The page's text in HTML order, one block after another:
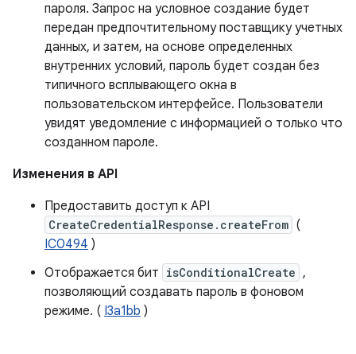
пароля. Запрос на условное создание будет
передан предпочтительному поставщику учетных
данных, и затем, на основе определенных
внутренних условий, пароль будет создан без
типичного всплывающего окна в
пользовательском интерфейсе. Пользователи
увидят уведомление с информацией о только что
созданном пароле.
Изменения в API
Предоставить доступ к API
CreateCredentialResponse.createFrom (
IC0494 )
Отображается бит isConditionalCreate ,
позволяющий создавать пароль в фоновом
режиме. ( I3a1bb )